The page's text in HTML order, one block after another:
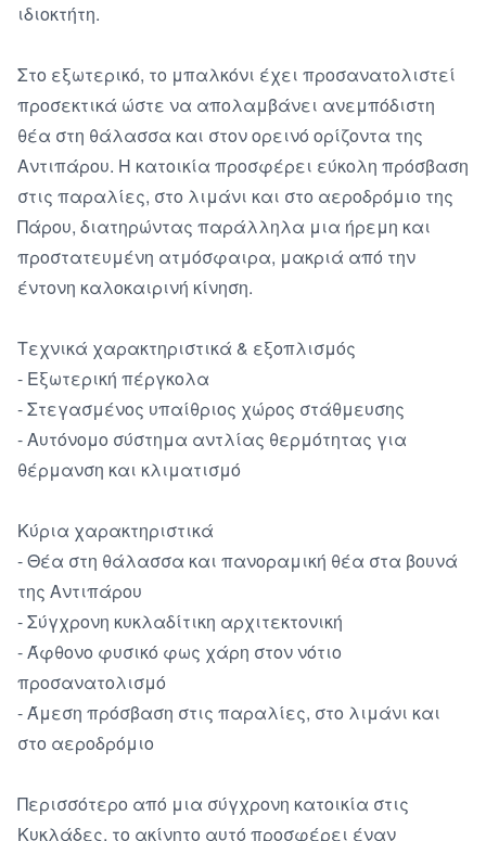
ιδιοκτήτη.
Στο εξωτερικό, το μπαλκόνι έχει προσανατολιστεί
προσεκτικά ώστε να απολαμβάνει ανεμπόδιστη
θέα στη θάλασσα και στον ορεινό ορίζοντα της
Αντιπάρου. Η κατοικία προσφέρει εύκολη πρόσβαση
στις παραλίες, στο λιμάνι και στο αεροδρόμιο της
Πάρου, διατηρώντας παράλληλα μια ήρεμη και
προστατευμένη ατμόσφαιρα, μακριά από την
έντονη καλοκαιρινή κίνηση.
Τεχνικά χαρακτηριστικά & εξοπλισμός
- Εξωτερική πέργκολα
- Στεγασμένος υπαίθριος χώρος στάθμευσης
- Αυτόνομο σύστημα αντλίας θερμότητας για
θέρμανση και κλιματισμό
Κύρια χαρακτηριστικά
- Θέα στη θάλασσα και πανοραμική θέα στα βουνά
της Αντιπάρου
- Σύγχρονη κυκλαδίτικη αρχιτεκτονική
- Άφθονο φυσικό φως χάρη στον νότιο
προσανατολισμό
- Άμεση πρόσβαση στις παραλίες, στο λιμάνι και
στο αεροδρόμιο
Περισσότερο από μια σύγχρονη κατοικία στις
Κυκλάδες, το ακίνητο αυτό προσφέρει έναν